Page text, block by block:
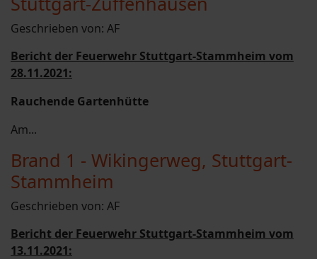
Geschrieben von: AF
Bericht der Feuerwehr Stuttgart-Stammheim vom
28.11.2021:
Rauchende Gartenhütte
Am...
Brand 1 - Wikingerweg, Stuttgart-
Stammheim
Geschrieben von: AF
Bericht der Feuerwehr Stuttgart-Stammheim vom
13.11.2021: